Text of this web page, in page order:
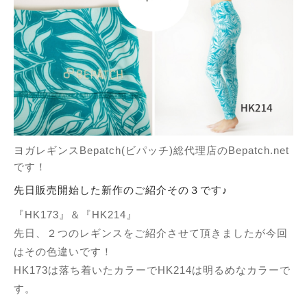
ヨガレギンスBepatch(ビパッチ)総代理店のBepatch.net
です！
先日販売開始した新作のご紹介その３です♪
『HK173』＆『HK214』
先日、２つのレギンスをご紹介させて頂きましたが今回
はその色違いです！
HK173は落ち着いたカラーでHK214は明るめなカラーで
す。